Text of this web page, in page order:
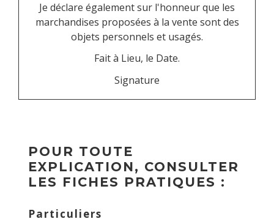
Je déclare également sur l'honneur que les
marchandises proposées à la vente sont des
objets personnels et usagés.
Fait à Lieu, le Date.
Signature
POUR TOUTE
EXPLICATION, CONSULTER
LES FICHES PRATIQUES :
Particuliers